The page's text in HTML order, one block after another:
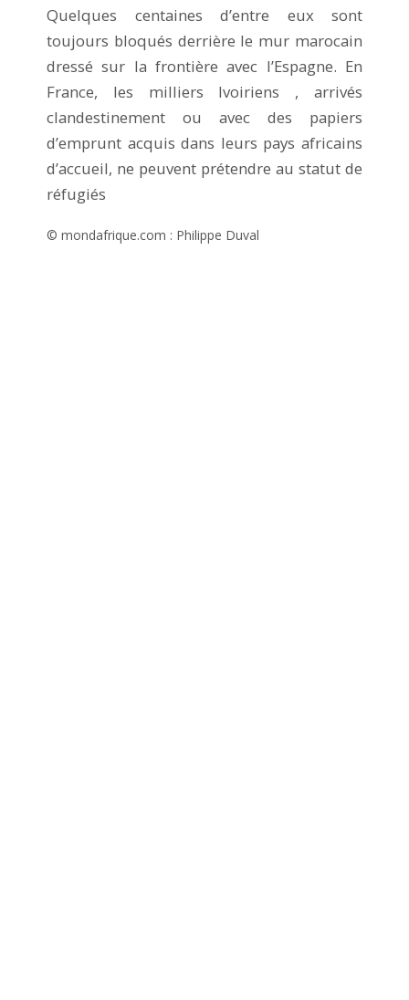
Quelques centaines d’entre eux sont
toujours bloqués derrière le mur marocain
dressé sur la frontière avec l’Espagne. En
France, les milliers Ivoiriens , arrivés
clandestinement ou avec des papiers
d’emprunt acquis dans leurs pays africains
d’accueil, ne peuvent prétendre au statut de
réfugiés
© mondafrique.com : Philippe Duval